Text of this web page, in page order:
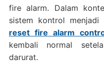
fire alarm. Dalam
sistem kontrol menjadi
reset fire alarm
kembali normal
darurat.